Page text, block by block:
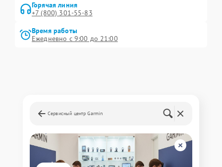
Горячая линия
+7 (800) 301-55-83
Время работы
Ежедневно с 9:00 до 21:00
Сервисный центр Garmin